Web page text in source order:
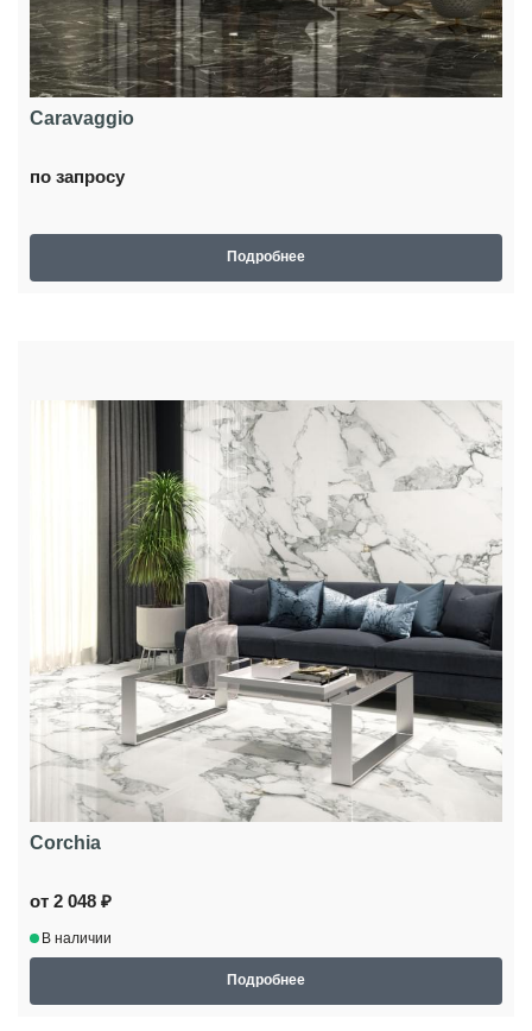
Caravaggio
по запросу
Подробнее
Corchia
от 2 048 ₽
В наличии
Подробнее